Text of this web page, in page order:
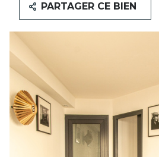
PARTAGER CE BIEN